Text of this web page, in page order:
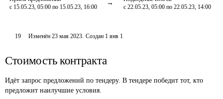
с 15.05.23, 05:00 по 15.05.23, 16:00
с 22.05.23, 05:00 по 22.05.23, 14:00
19 Изменён23 мая 2023. Создан 1 янв 1
Стоимость контракта
Идёт запрос предложений по тендеру. В тендере победит тот, кто
предложит наилучшие условия.